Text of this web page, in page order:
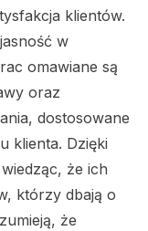
klientów.
w
omawiane są
oraz
dostosowane
klienta. Dzięki
że ich
którzy dbają o
że